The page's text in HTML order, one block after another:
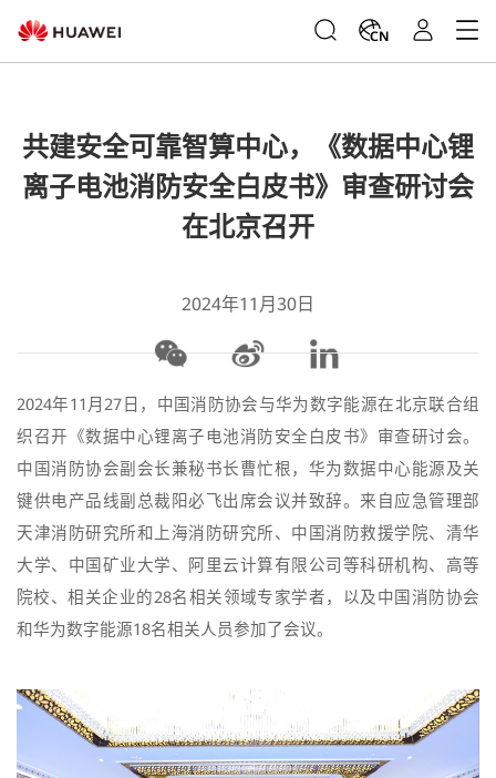
CN
共建安全可靠智算中心，《数据中心锂
离子电池消防安全白皮书》审查研讨会
在北京召开
2024年11月30日
2024年11月27日，中国消防协会与华为数字能源在北京联合组
织召开《数据中心锂离子电池消防安全白皮书》审查研讨会。
中国消防协会副会长兼秘书长曹忙根，华为数据中心能源及关
键供电产品线副总裁阳必飞出席会议并致辞。来自应急管理部
天津消防研究所和上海消防研究所、中国消防救援学院、清华
大学、中国矿业大学、阿里云计算有限公司等科研机构、高等
院校、相关企业的28名相关领域专家学者，以及中国消防协会
和华为数字能源18名相关人员参加了会议。